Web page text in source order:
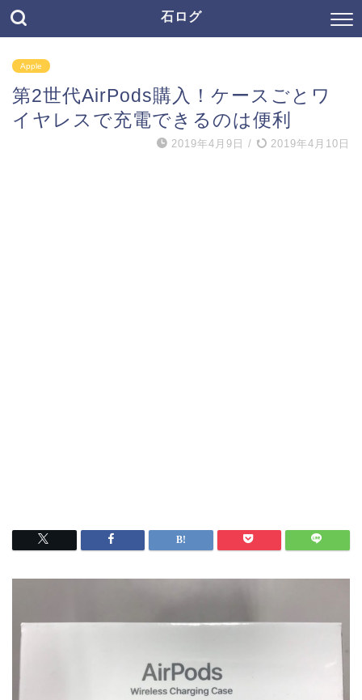
石ログ
Apple
第2世代AirPods購入！ケースごとワ
イヤレスで充電できるのは便利
2019年4月9日 / 2019年4月10日